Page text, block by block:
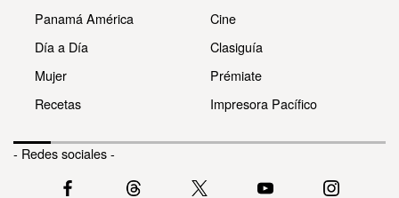
Panamá América
Día a Día
Mujer
Recetas
Cine
Clasiguía
Prémiate
Impresora Pacífico
- Redes sociales -